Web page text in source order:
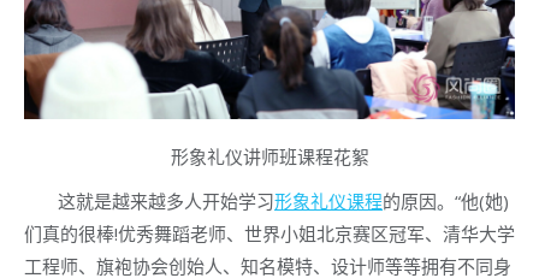
形象礼仪讲师班课程花絮
这就是越来越多人开始学习形象礼仪课程的原因。“他(她)
们真的很棒!优秀舞蹈老师、世界小姐北京赛区冠军、清华大学
工程师、旗袍协会创始人、知名模特、设计师等等拥有不同身